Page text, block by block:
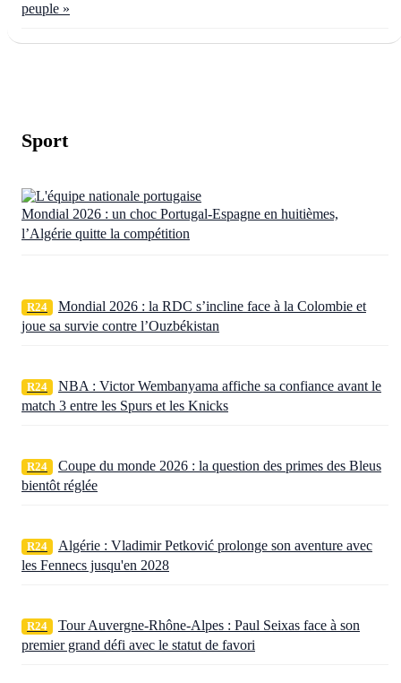
peuple »
Sport
Mondial 2026 : un choc Portugal-Espagne en huitièmes,
l’Algérie quitte la compétition
R24
Mondial 2026 : la RDC s’incline face à la Colombie et
joue sa survie contre l’Ouzbékistan
R24
NBA : Victor Wembanyama affiche sa confiance avant le
match 3 entre les Spurs et les Knicks
R24
Coupe du monde 2026 : la question des primes des Bleus
bientôt réglée
R24
Algérie : Vladimir Petković prolonge son aventure avec
les Fennecs jusqu'en 2028
R24
Tour Auvergne-Rhône-Alpes : Paul Seixas face à son
premier grand défi avec le statut de favori